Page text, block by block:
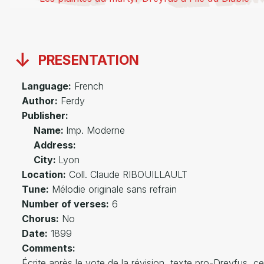
PRESENTATION
Language: French
Author: Ferdy
Publisher:
Name: Imp. Moderne
Address:
City: Lyon
Location: Coll. Claude RIBOUILLAULT
Tune: Mélodie originale sans refrain
Number of verses: 6
Chorus: No
Date: 1899
Comments: